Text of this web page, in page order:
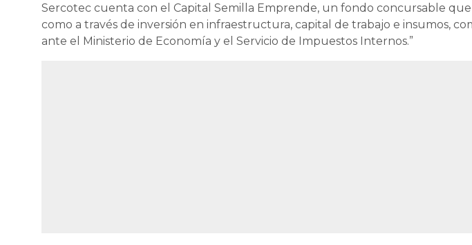
Sercotec cuenta con el Capital Semilla Emprende, un fondo concursable que
como a través de inversión en infraestructura, capital de trabajo e insumos,
ante el Ministerio de Economía y el Servicio de Impuestos Internos.”